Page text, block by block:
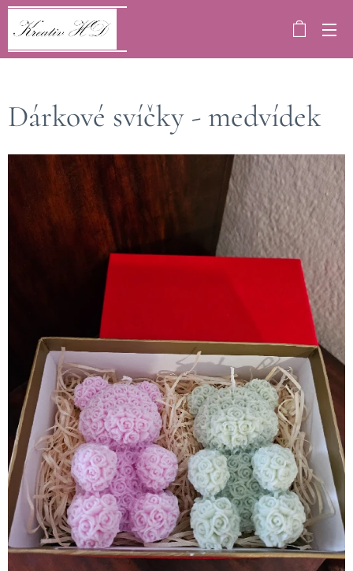
Dárkové svíčky - medvídek